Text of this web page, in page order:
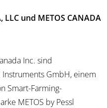
LLC und METOS CANADA
Inc. sind
GmbH, einem
Smart-Farming-
METOS by Pessl